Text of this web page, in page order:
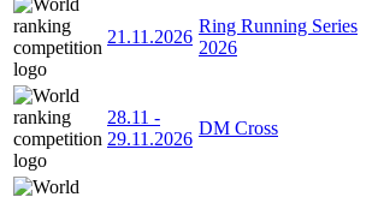
21.11.2026
Ring Running Series
2026
28.11 -
29.11.2026
DM Cross